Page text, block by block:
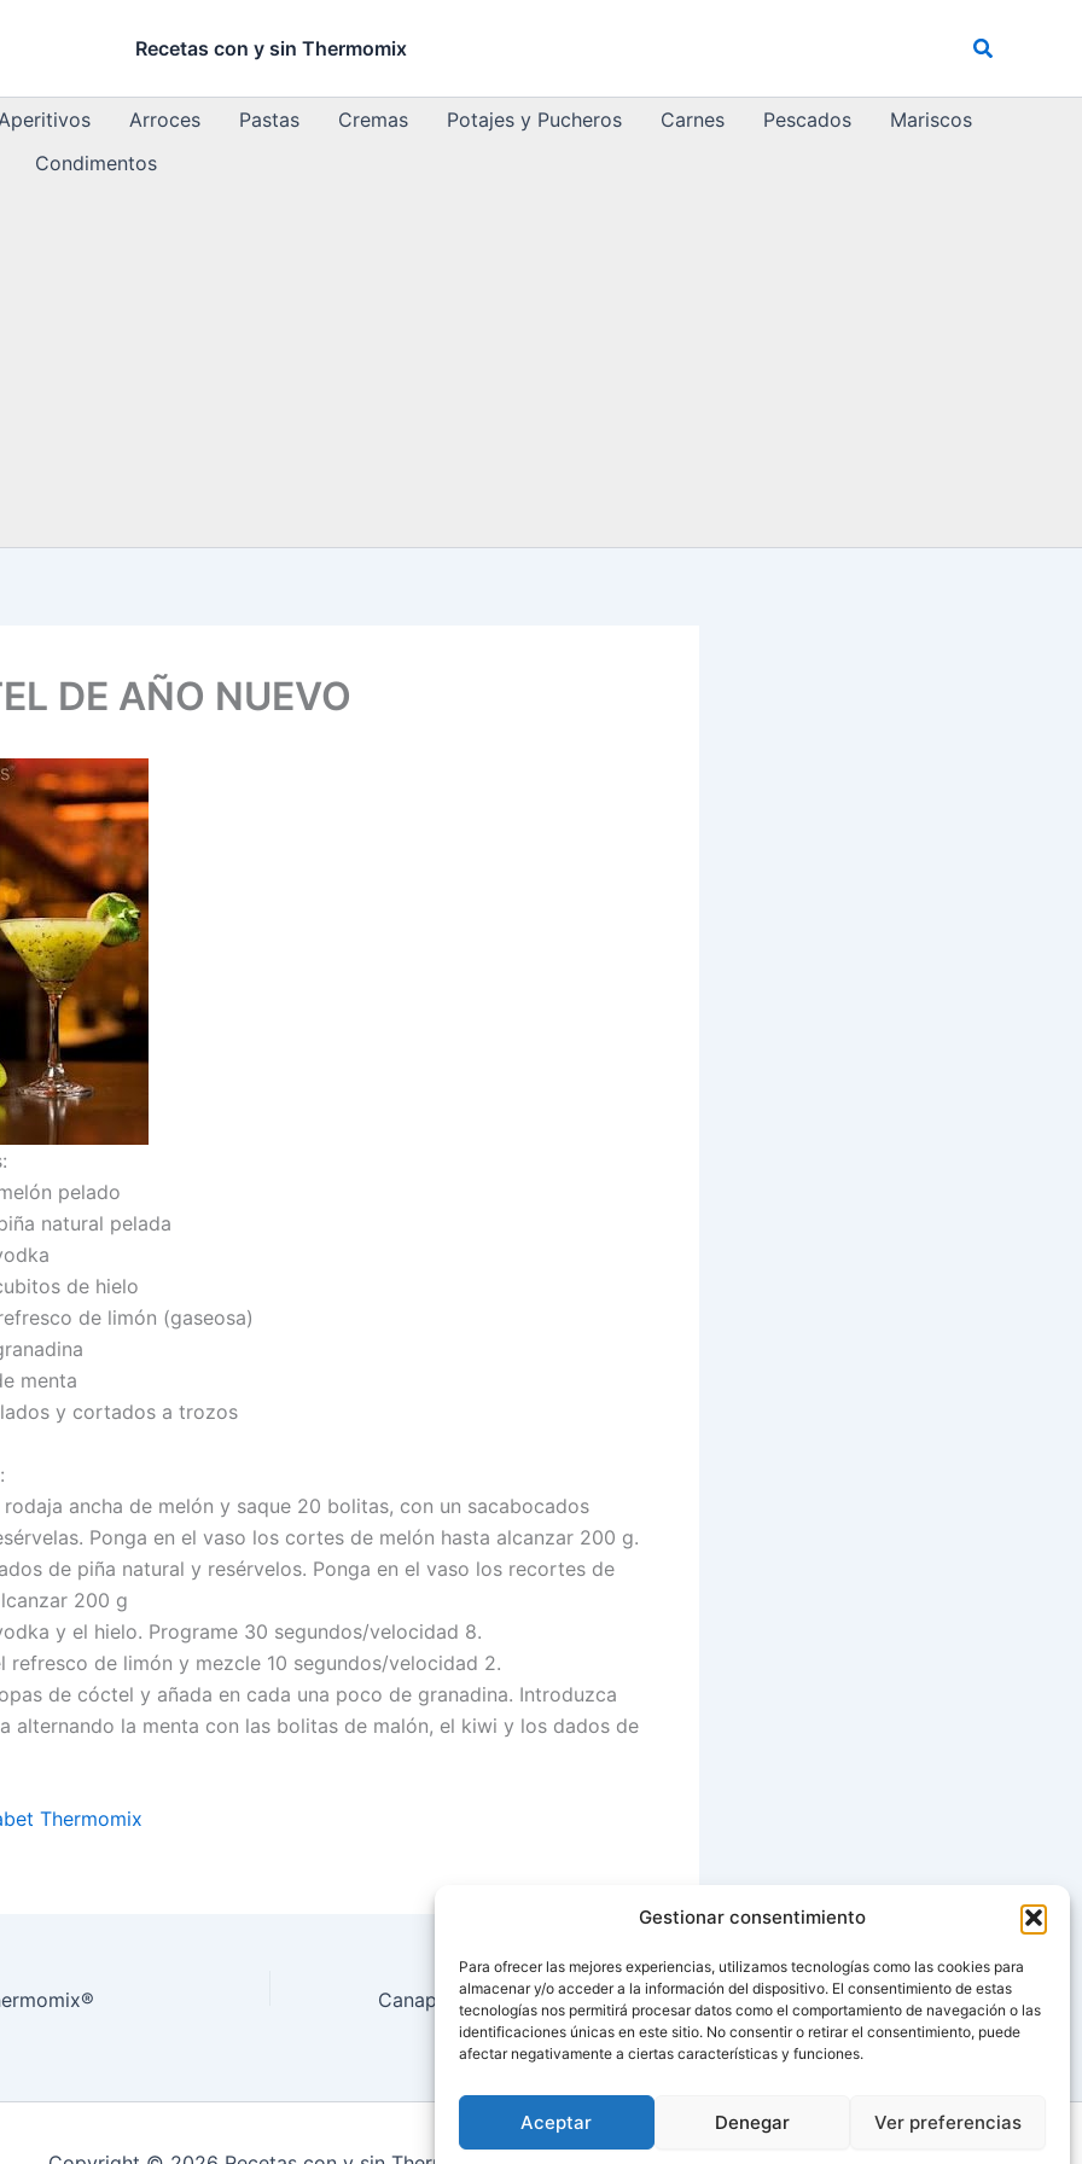
Gestionar consentimiento
Para ofrecer las mejores experiencias, utilizamos tecnologías como las cookies para
almacenar y/o acceder a la información del dispositivo. El consentimiento de estas
tecnologías nos permitirá procesar datos como el comportamiento de navegación o las
identificaciones únicas en este sitio. No consentir o retirar el consentimiento, puede
afectar negativamente a ciertas características y funciones.
Aceptar Denegar Ver preferencias
Recetas con y sin Thermomix Buscar
Arroces Pastas Cremas Potajes y Pucheros Carnes Pescados
Mariscos
Condimentos
DE AÑO NUEVO
pelado
natural pelada
de hielo
de limón (gaseosa)
menta
y cortados a trozos
ancha de melón y saque 20 bolitas, con un sacabocados
Ponga en el vaso los cortes de melón hasta alcanzar 200 g.
de piña natural y resérvelos. Ponga en el vaso los recortes de
200 g
y el hielo. Programe 30 segundos/velocidad 8.
refresco de limón y mezcle 10 segundos/velocidad 2.
de cóctel y añada en cada una poco de granadina. Introduzca
alternando la menta con las bolitas de malón, el kiwi y los dados de
Thermomix
SIGUIENTE
Canapés de gambas con aliño de yogur al curry